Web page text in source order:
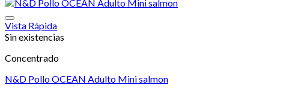
Vista Rápida
Sin existencias
Concentrado
N&D Pollo OCEAN Adulto Mini salmon